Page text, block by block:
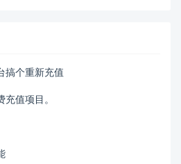
搞个重新充值
值项目。